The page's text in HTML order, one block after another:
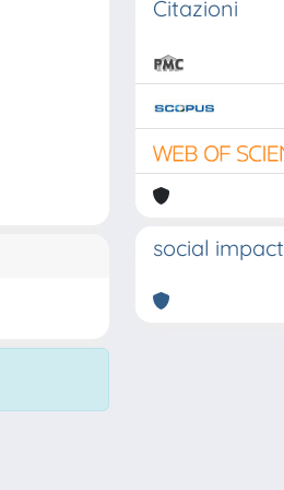
Citazioni
social impact